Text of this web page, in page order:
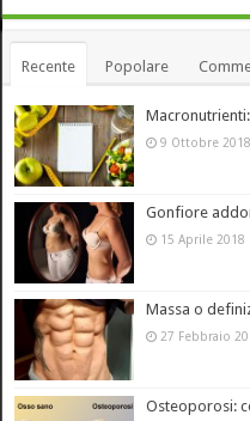
Recente Popolare
9 Ottobre 2018
Gonfiore
15 Aprile 2018
Massa o
27 Febbraio
Osteoporosi: